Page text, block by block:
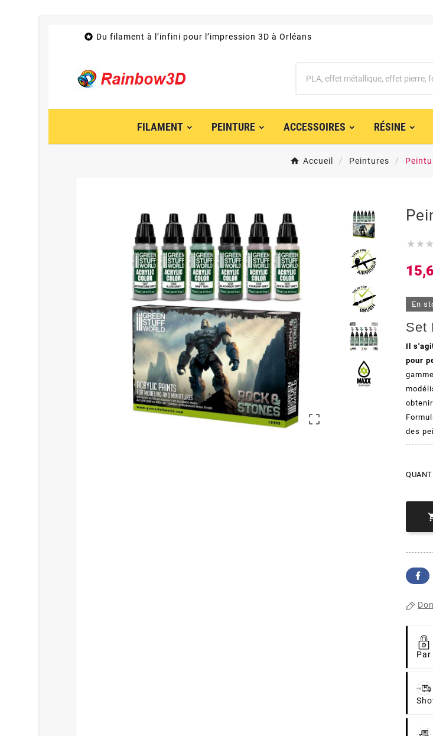
 Du filament à l’infini pour l’impression 3D à Orléans
FILAMENT PEINTURE ACCESSOIRES RÉSINE
Accueil Peintures

  
En
Set
Il
pour
des
Par